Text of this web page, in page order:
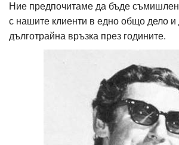
Ние предпочитаме да бъде
с нашите клиенти в едно общо дело и
дълготрайна връзка през годините.